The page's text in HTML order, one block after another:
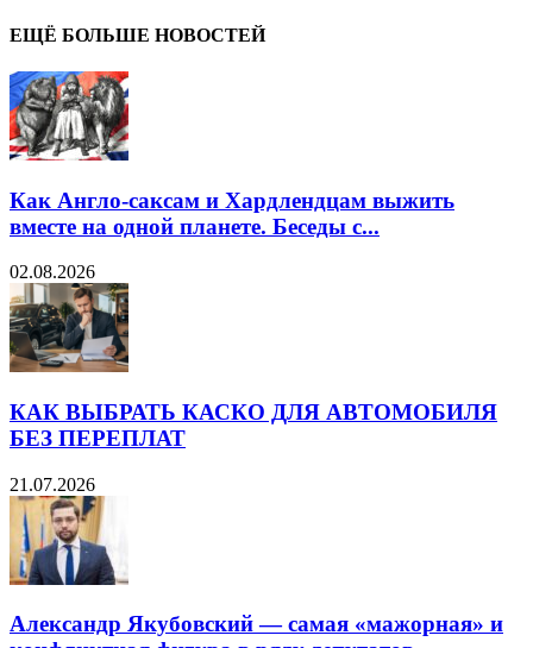
ЕЩЁ БОЛЬШЕ НОВОСТЕЙ
Как Англо-саксам и Хардлендцам выжить
вместе на одной планете. Беседы с...
02.08.2026
КАК ВЫБРАТЬ КАСКО ДЛЯ АВТОМОБИЛЯ
БЕЗ ПЕРЕПЛАТ
21.07.2026
Александр Якубовский — самая «мажорная» и